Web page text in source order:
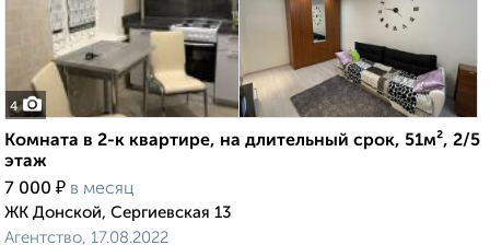
4
Комната в 2-к квартире, на длительный срок, 51м², 2/5
этаж
7 000 ₽ в месяц
ЖК Донской, Сергиевская 13
Агентство, 17.08.2022